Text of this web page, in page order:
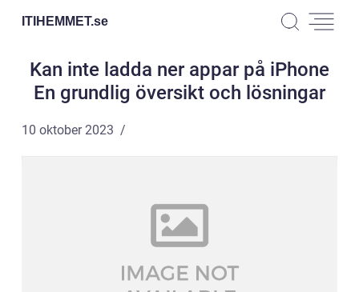
ITIHEMMET.se
Kan inte ladda ner appar på iPhone
En grundlig översikt och lösningar
10 oktober 2023